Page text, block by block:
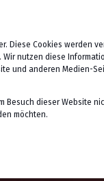
Diese Cookies werden
nutzen diese
und anderen Medien-
dieser Website
möchten.